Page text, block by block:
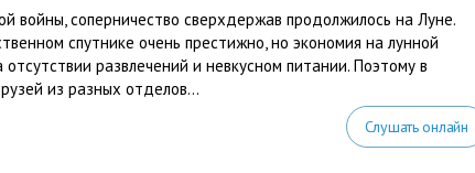
войны, соперничество сверхдержав продолжилось на Луне.
спутнике очень престижно, но экономия на лунной
развлечений и невкусном питании. Поэтому в
из разных отделов...
Слушать онлайн